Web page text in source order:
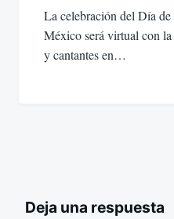
La celebración del Día
México será virtual con
y cantantes en…
Deja una respuesta